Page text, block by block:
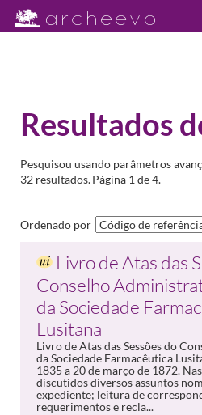
Resultados
Pesquisou usando parâmetros
32 resultados.Página 1 de 4.
Ordenado por
Livro de Atas das
Conselho
da Sociedade
Lusitana
Livro de Atas das Sessões do
da Sociedade Farmacêutica
1835 a 20 de março de 1872.
discutidos diversos assuntos
expediente; leitura de
requerimentos e recla...